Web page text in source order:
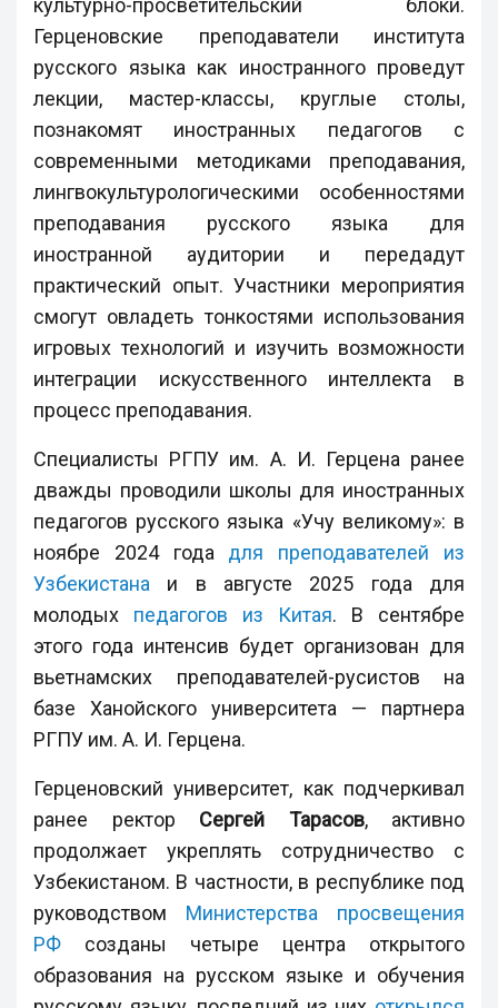
культурно-просветительский блоки.
Герценовские преподаватели института
русского языка как иностранного проведут
лекции, мастер-классы, круглые столы,
познакомят иностранных педагогов с
современными методиками преподавания,
лингвокультурологическими особенностями
преподавания русского языка для
иностранной аудитории и передадут
практический опыт. Участники мероприятия
смогут овладеть тонкостями использования
игровых технологий и изучить возможности
интеграции искусственного интеллекта в
процесс преподавания.
Специалисты РГПУ им. А. И. Герцена ранее
дважды проводили школы для иностранных
педагогов русского языка «Учу великому»: в
ноябре 2024 года для преподавателей из
Узбекистана и в августе 2025 года для
молодых педагогов из Китая. В сентябре
этого года интенсив будет организован для
вьетнамских преподавателей-русистов на
базе Ханойского университета — партнера
РГПУ им. А. И. Герцена.
Герценовский университет, как подчеркивал
ранее ректор Сергей Тарасов, активно
продолжает укреплять сотрудничество с
Узбекистаном. В частности, в республике под
руководством Министерства просвещения
РФ созданы четыре центра открытого
образования на русском языке и обучения